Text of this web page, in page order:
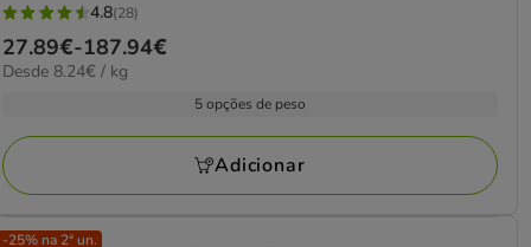
4.8
estrelas
com
avaliações
4.8(28)
Preço
de
187.94€
27.89€-187.94€
8.24€
Desde 8.24€ / kg
5 opções de peso
Adicionar
-25% na 2ª un.